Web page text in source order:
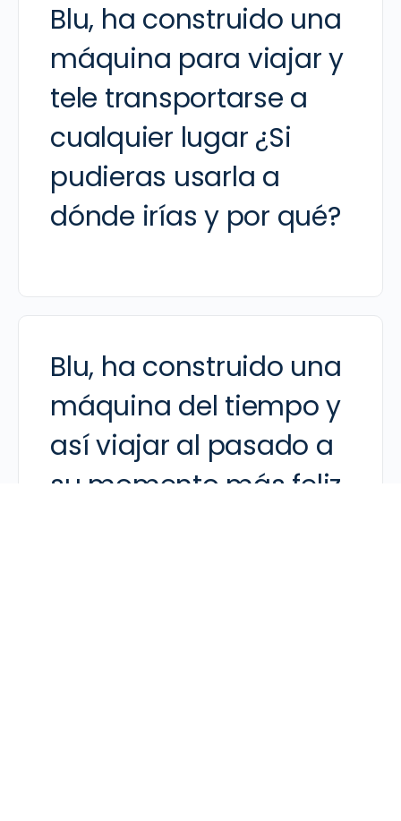
Blu, ha construido una
máquina para viajar y
tele transportarse a
cualquier lugar ¿Si
pudieras usarla a
dónde irías y por qué?
Blu, ha construido una
máquina del tiempo y
así viajar al pasado a
su momento más feliz